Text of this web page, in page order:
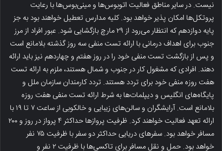
نیست. در سایر مناطق فعالیت اتوبوس‌ها و مینی‌بوس‌ها با رعایت
پروتکل‌ها امکان پذیر خواهد بود. کلیه مدارس تعطیل خواهند بود به جز
پایه دوازدهم که انتظار می‌رود از ۲۹ مارچ بازگشایی شود. عبور افراد از مرز
جنوب برای اهداف درمانی با ارائه تست منفی سه روز گذشته بلامانع است
و پس از بازگشت تست منفی خود را در روز هفتم و چهاردهم نیز باید ارائه
دهند. افرادی که مشغول کار در جنوب و شمال هستند، ملزم به ارائه تست
هفت روزه منفی خود برای تردد هستند. تردد کارمندان سازمان ملل و
پایگاه‌های انگلیس و دیپلمات‌ها به شرط ارائه تست منفی هفت روزه
بلامانع است. آرایشگران و سالن‌های زیبایی و خالکوبی از ساعت ۷ تا ۱۹ با
ارائه تعهد فعالیت خواهند کرد. ظرفیت پروازها حداکثر ۴ پرواز در روز و ۲۰۰
مسافر خواهد بود. سفرهای دریایی حداکثر دو سفر با ظرفیت ۷۵ نفر
خواهد بود. حمل و نقل مسافر برای تاکسی‌ها با ظرفیت ۲ نفر و